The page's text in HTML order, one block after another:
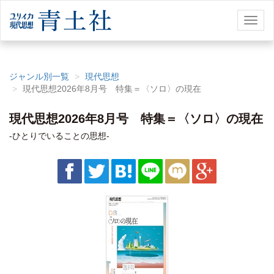
ジャンル別一覧
現代思想
現代思想2026年8月号 特集＝〈ソロ〉の現在
現代思想2026年8月号 特集＝〈ソロ〉の現在
-ひとりでいることの思想-